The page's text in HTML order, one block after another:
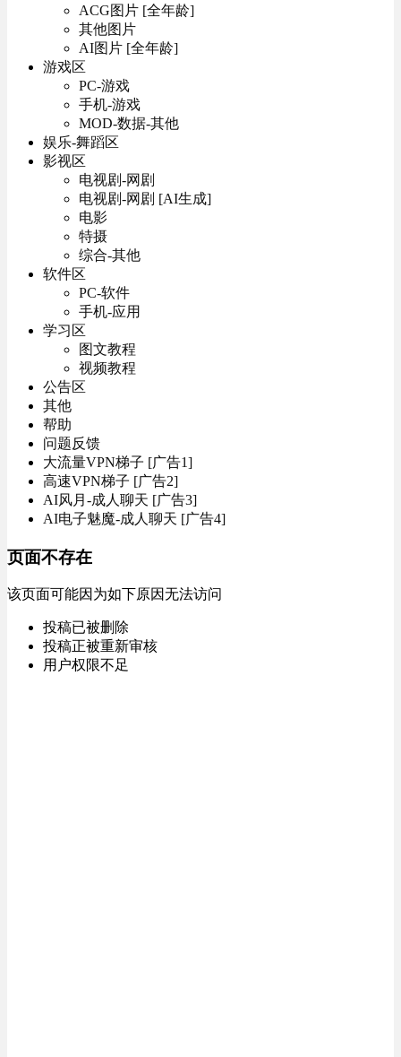
ACG图片 [全年龄]
其他图片
AI图片 [全年龄]
游戏区
PC-游戏
手机-游戏
MOD-数据-其他
娱乐-舞蹈区
影视区
电视剧-网剧
电视剧-网剧 [AI生成]
电影
特摄
综合-其他
软件区
PC-软件
手机-应用
学习区
图文教程
视频教程
公告区
其他
帮助
问题反馈
大流量VPN梯子 [广告1]
高速VPN梯子 [广告2]
AI风月-成人聊天 [广告3]
AI电子魅魔-成人聊天 [广告4]
页面不存在
该页面可能因为如下原因无法访问
投稿已被删除
投稿正被重新审核
用户权限不足